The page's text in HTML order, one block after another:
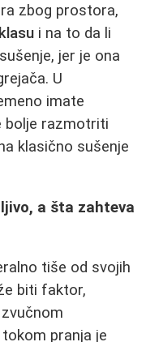
zbog prostora,
i na to da li
jer je ona
U
imate
bolje razmotriti
klasično sušenje
a šta zahteva
tiše od svojih
biti faktor,
pranja je